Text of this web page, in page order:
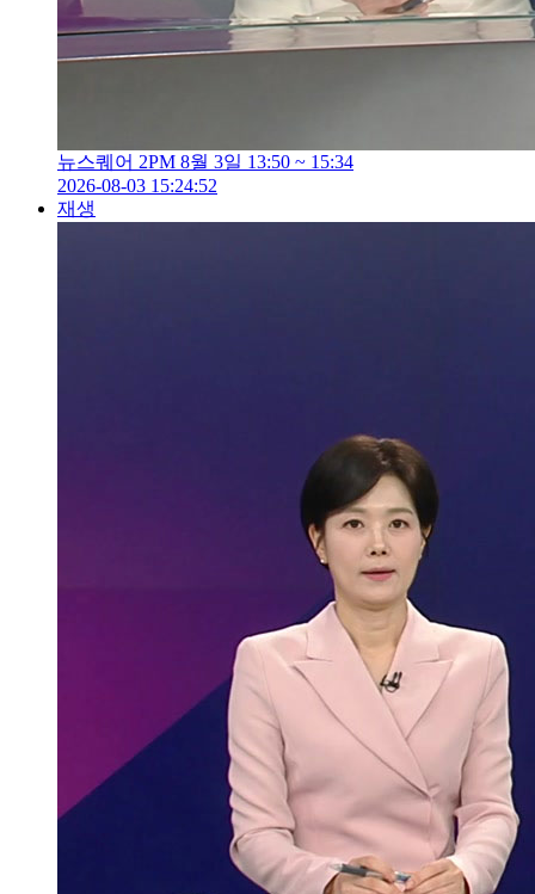
뉴스퀘어 2PM 8월 3일 13:50 ~ 15:34
2026-08-03 15:24:52
재생